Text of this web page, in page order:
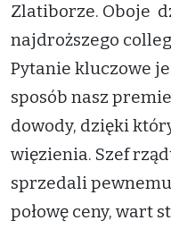
Zlatiborze. Oboje
najdroższego
Pytanie kluczowe
sposób nasz
dowody, dzięki
więzienia. Szef
sprzedali
połowę ceny, wart